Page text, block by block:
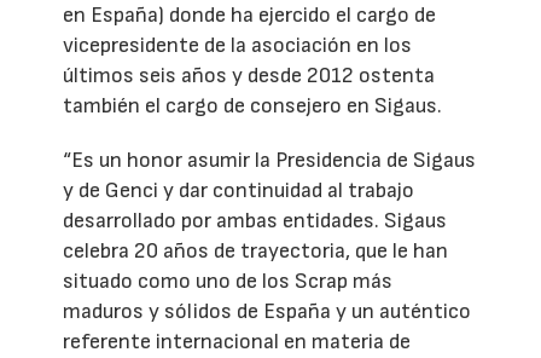
en España) donde ha ejercido el cargo de
vicepresidente de la asociación en los
últimos seis años y desde 2012 ostenta
también el cargo de consejero en Sigaus.
“Es un honor asumir la Presidencia de Sigaus
y de Genci y dar continuidad al trabajo
desarrollado por ambas entidades. Sigaus
celebra 20 años de trayectoria, que le han
situado como uno de los Scrap más
maduros y sólidos de España y un auténtico
referente internacional en materia de